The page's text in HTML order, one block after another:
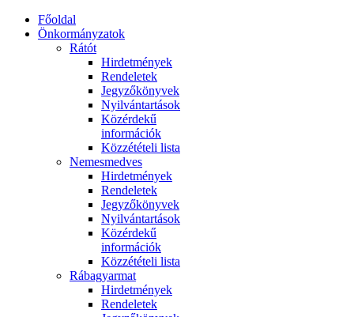
Főoldal
Önkormányzatok
Rátót
Hirdetmények
Rendeletek
Jegyzőkönyvek
Nyilvántartások
Közérdekű
információk
Közzétételi lista
Nemesmedves
Hirdetmények
Rendeletek
Jegyzőkönyvek
Nyilvántartások
Közérdekű
információk
Közzétételi lista
Rábagyarmat
Hirdetmények
Rendeletek